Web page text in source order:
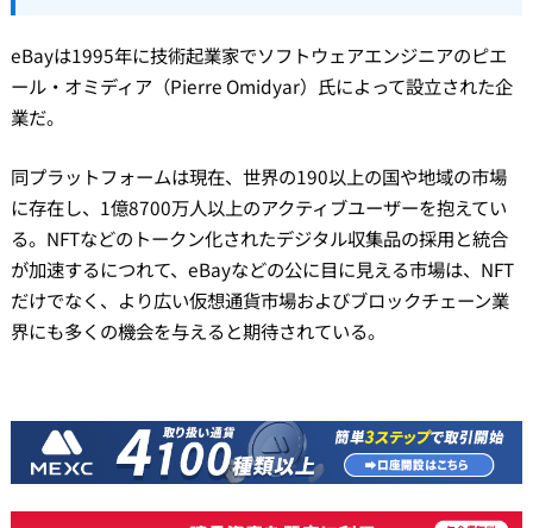
eBayは1995年に技術起業家でソフトウェアエンジニアのピエ
ール・オミディア（Pierre Omidyar）氏によって設立された企
業だ。
同プラットフォームは現在、世界の190以上の国や地域の市場
に存在し、1億8700万人以上のアクティブユーザーを抱えてい
る。NFTなどのトークン化されたデジタル収集品の採用と統合
が加速するにつれて、eBayなどの公に目に見える市場は、NFT
だけでなく、より広い仮想通貨市場およびブロックチェーン業
界にも多くの機会を与えると期待されている。